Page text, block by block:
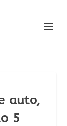
auto,
5